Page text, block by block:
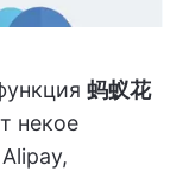
蚂蚁花
некое